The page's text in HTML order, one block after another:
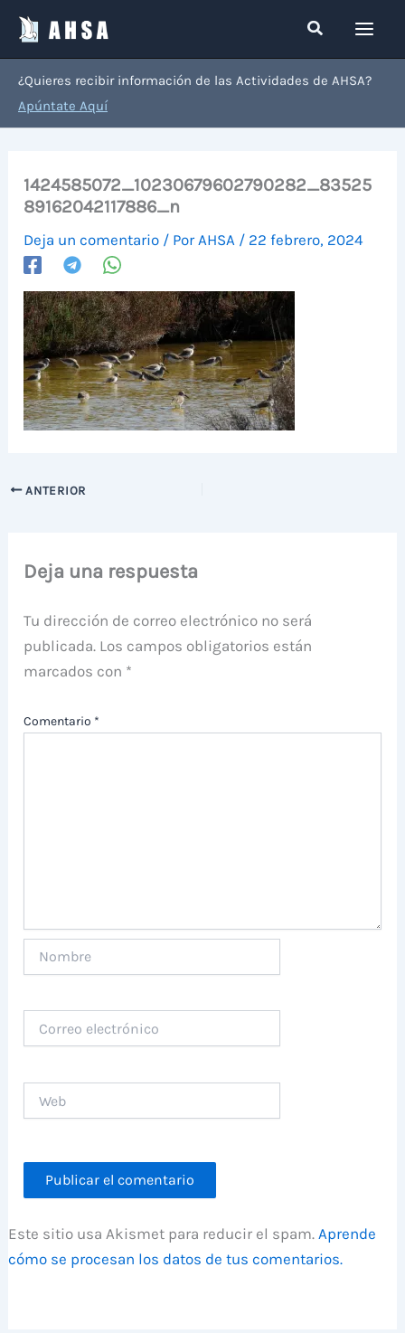
contenido
Buscar
¿Quieres recibir información de las Actividades de AHSA?
Apúntate Aquí
1424585072_10230679602790282_83525
89162042117886_n
Deja un comentario / Por AHSA / 22 febrero, 2024
ANTERIOR
Deja una respuesta
Tu dirección de correo electrónico no será
publicada. Los campos obligatorios están
marcados con *
Comentario *
electrónico
Este sitio usa Akismet para reducir el spam.Aprende
cómo se procesan los datos de tus comentarios.